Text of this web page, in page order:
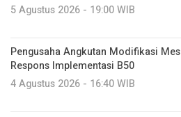
5 Agustus 2026 - 19:00 WIB
Pengusaha Angkutan Modifikasi
Respons Implementasi B50
4 Agustus 2026 - 16:40 WIB